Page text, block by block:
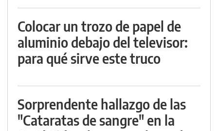
Colocar un trozo de papel de
aluminio debajo del televisor:
para qué sirve este truco
Sorprendente hallazgo de las
"Cataratas de sangre" en la